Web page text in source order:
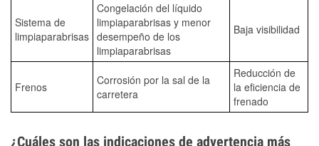
Sistema de
limpiaparabrisas
Congelación del líquido
limpiaparabrisas y menor
desempeño de los
limpiaparabrisas
Baja visibilidad
Frenos
Corrosión por la sal de la
carretera
Reducción de
la eficiencia de
frenado
¿Cuáles son las indicaciones de advertencia más